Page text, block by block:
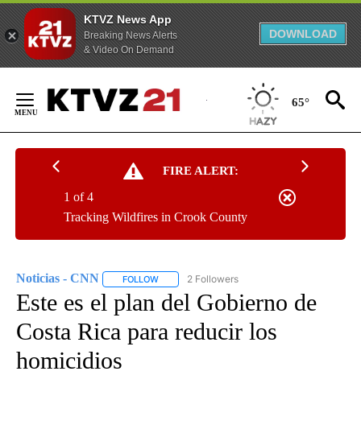
KTVZ News App
Breaking News Alerts
& Video On Demand
DOWNLOAD
Content
65°
FIRE ALERT:
Tracking Wildfires in Crook County
1 of 4
Noticias - CNN FOLLOW FOLLOW "NOTICIAS - CNN" TO RECEIVE
2 Followers
Este es el plan del Gobierno de
Costa Rica para reducir los
homicidios